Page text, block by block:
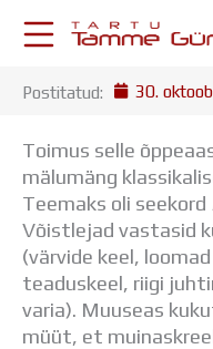
Postkast
Drive
Tamme TV
Tamme Leht
Kooliraadio
Koorilaul
ÕPPETÖÖ
Postitatud: 30.
Toimus selle
mälumäng
Teemaks oli seekord
Võistlejad vastasid
(värvide keel,
teaduskeel, riigi
varia). Muuseas
müüt, et